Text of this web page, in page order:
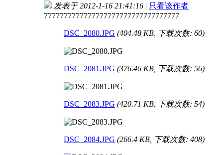
发表于 2012-1-16 21:41:16 | 只看该作者
7777777777777777777777777777777777
DSC_2080.JPG (404.48 KB, 下载次数: 60)
DSC_2081.JPG (376.46 KB, 下载次数: 56)
DSC_2083.JPG (420.71 KB, 下载次数: 54)
DSC_2084.JPG (266.4 KB, 下载次数: 408)